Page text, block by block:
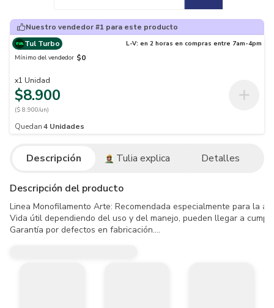
Nuestro vendedor #1 para este producto
Tul Turbo
L-V: en 2 horas en compras entre 7am-4pm
Mínimo del vendedor $0
x1 Unidad
$8.900
($ 8.900/un)
Quedan4 Unidades
Descripción Tulia explica Detalles
Descripción del producto
Linea Monofilamento Arte: Recomendada especialmente para la
Vida útil dependiendo del uso y del manejo, pueden llegar a
Garantía por defectos en fabricación.